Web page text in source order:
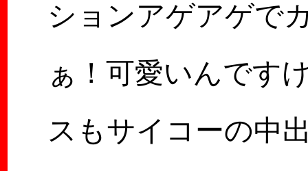
ションアゲアゲで
ぁ！可愛いんです
スもサイコーの中